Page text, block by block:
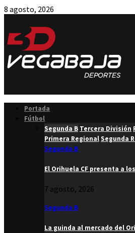
8 agosto, 2026
Portada
Fútbol
Segunda B Tercera División
Primera RegionalSegunda
Segunda B
El Orihuela CF presenta a
7 agosto, 2026
Segunda B
La guinda al mercado del